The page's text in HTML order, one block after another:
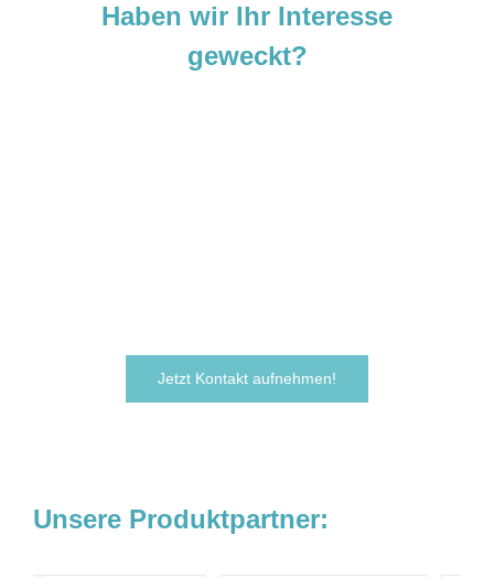
Haben wir Ihr Interesse
geweckt?
Jetzt Kontakt aufnehmen!
Unsere Produktpartner: